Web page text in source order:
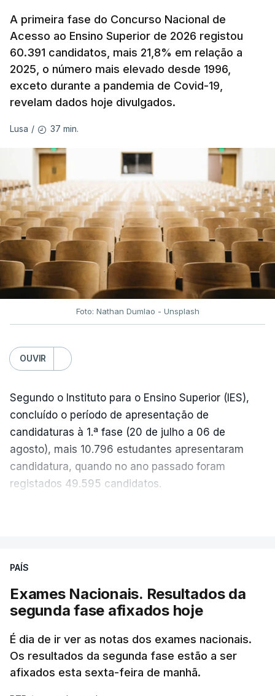
A primeira fase do Concurso Nacional de
Acesso ao Ensino Superior de 2026 registou
60.391 candidatos, mais 21,8% em relação a
2025, o número mais elevado desde 1996,
exceto durante a pandemia de Covid-19,
revelam dados hoje divulgados.
Lusa / 37 min.
Foto: Nathan Dumlao - Unsplash
OUVIR
Segundo o Instituto para o Ensino Superior (IES),
concluído o período de apresentação de
candidaturas à 1.ª fase (20 de julho a 06 de
agosto), mais 10.796 estudantes apresentaram
candidatura, quando no ano passado foram
registados 49.595 candidatos.
anos, exceto nos anos da pandemia de Covid-19,
excecionais para a conclusão do ensino
secundário e para a utilização de exames
nacionais como provas de ingresso", refere o
Ministério da Educação, Ciência e Inovação (MECI)
em comunicado.
PAÍS
Exames Nacionais. Resultados da
segunda fase afixados hoje
É dia de ir ver as notas dos exames nacionais.
Os resultados da segunda fase estão a ser
afixados esta sexta-feira de manhã.